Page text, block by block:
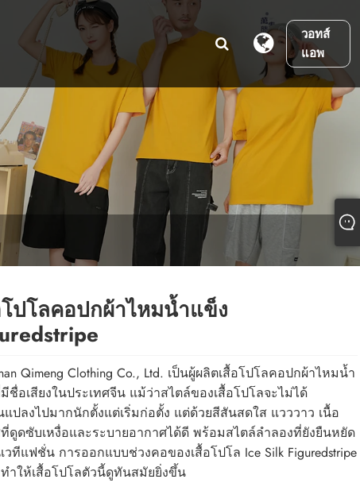
วอทส์
แอพ
โปโลคอปกผ้าไหมน้ำแข็ง
Qimeng Clothing Co., Ltd. เป็นผู้ผลิตเสื้อโปโลคอปกผ้าไหมน้ำ
ชื่อเสียงในประเทศจีน แม้ว่าสไตล์ของเสื้อโปโลจะไม่ได้
แปลงไปมากนักตั้งแต่เริ่มก่อตั้ง แต่ด้วยสีสันสดใส แวววาว เนื้อ
ดูดซับเหงื่อและระบายอากาศได้ดี พร้อมสไตล์ลำลองที่ยังยืนหยัด
วทีแฟชั่น การออกแบบช่วงคอของเสื้อโปโล Ice Silk Figuredstripe
ทำให้เสื้อโปโลตัวนี้ดูทันสมัยยิ่งขึ้น